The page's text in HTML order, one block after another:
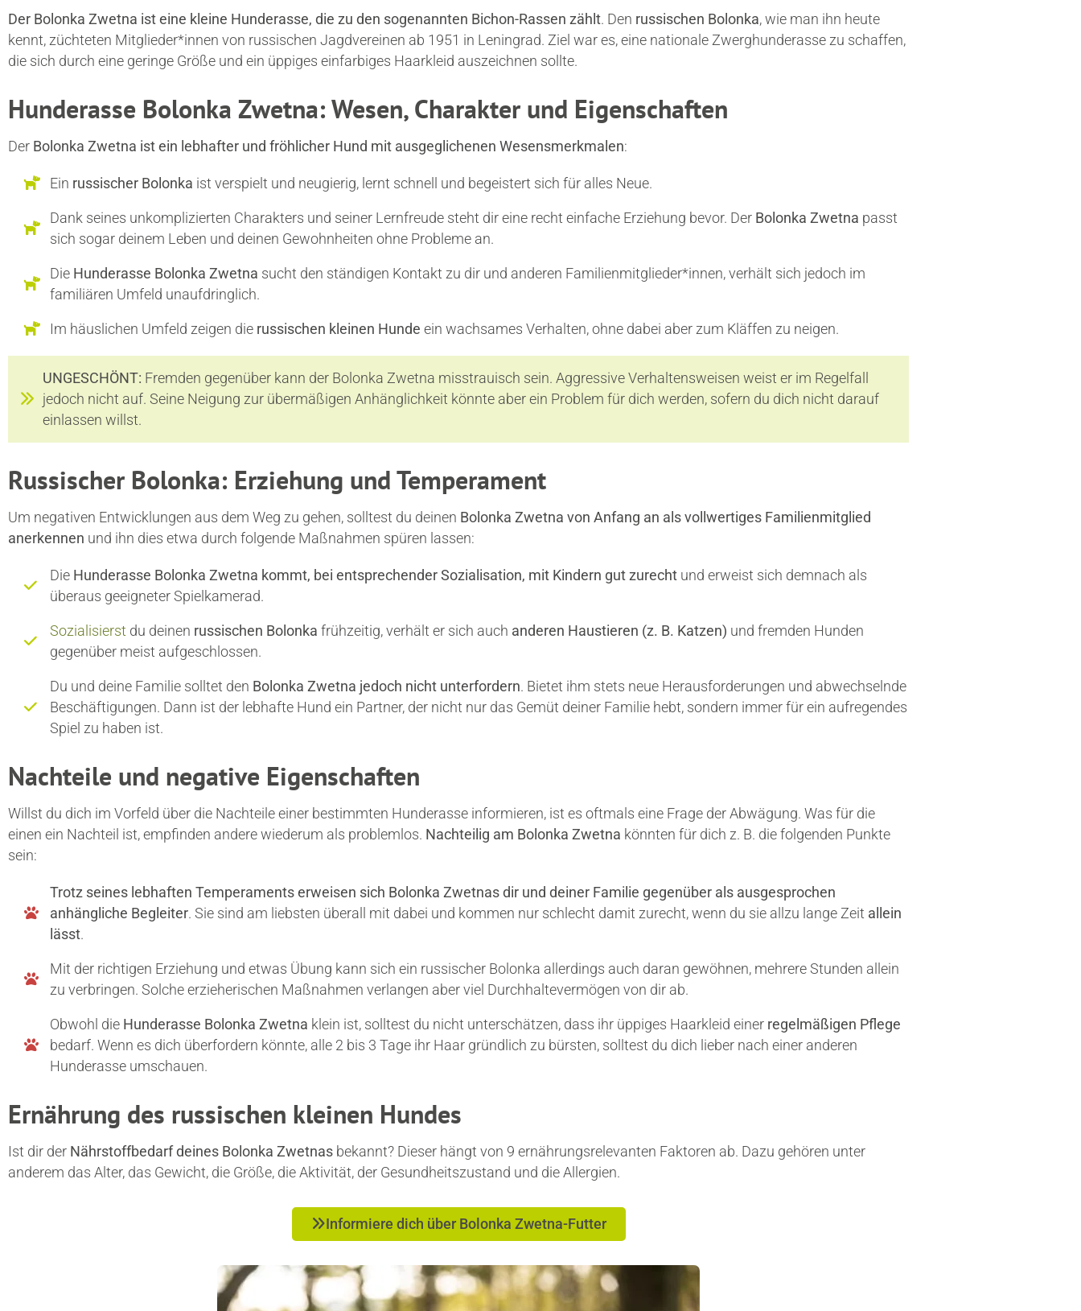
Der Bolonka Zwetna ist eine kleine Hunderasse, die zu den sogenannten Bichon-Rassen zählt. Den russischen Bolonka, wie man ihn heute
kennt, züchteten Mitglieder*innen von russischen Jagdvereinen ab 1951 in Leningrad. Ziel war es, eine nationale Zwerghunderasse zu schaffen,
die sich durch eine geringe Größe und ein üppiges einfarbiges Haarkleid auszeichnen sollte.
Hunderasse Bolonka Zwetna: Wesen, Charakter und Eigenschaften
Der Bolonka Zwetna ist ein lebhafter und fröhlicher Hund mit ausgeglichenen Wesensmerkmalen:
Ein russischer Bolonka ist verspielt und neugierig, lernt schnell und begeistert sich für alles Neue.
Dank seines unkomplizierten Charakters und seiner Lernfreude steht dir eine recht einfache Erziehung bevor. Der Bolonka Zwetna passt
sich sogar deinem Leben und deinen Gewohnheiten ohne Probleme an.
Die Hunderasse Bolonka Zwetna sucht den ständigen Kontakt zu dir und anderen Familienmitglieder*innen, verhält sich jedoch im
familiären Umfeld unaufdringlich.
Im häuslichen Umfeld zeigen die russischen kleinen Hunde ein wachsames Verhalten, ohne dabei aber zum Kläffen zu neigen.
UNGESCHÖNT: Fremden gegenüber kann der Bolonka Zwetna misstrauisch sein. Aggressive Verhaltensweisen weist er im Regelfall
jedoch nicht auf. Seine Neigung zur übermäßigen Anhänglichkeit könnte aber ein Problem für dich werden, sofern du dich nicht darauf
einlassen willst.
Russischer Bolonka: Erziehung und Temperament
Um negativen Entwicklungen aus dem Weg zu gehen, solltest du deinen Bolonka Zwetna von Anfang an als vollwertiges Familienmitglied
anerkennen und ihn dies etwa durch folgende Maßnahmen spüren lassen:
Die Hunderasse Bolonka Zwetna kommt, bei entsprechender Sozialisation, mit Kindern gut zurechtund erweist sich demnach als
überaus geeigneter Spielkamerad.
Sozialisierstdu deinen russischen Bolonka frühzeitig, verhält er sich auch anderen Haustieren (z. B. Katzen) und fremden Hunden
gegenüber meist aufgeschlossen.
Du und deine Familie solltet den Bolonka Zwetna jedoch nicht unterfordern. Bietet ihm stets neue Herausforderungen und abwechselnde
Beschäftigungen. Dann ist der lebhafte Hund ein Partner, der nicht nur das Gemüt deiner Familie hebt, sondern immer für ein aufregendes
Spiel zu haben ist.
Nachteile und negative Eigenschaften
Willst du dich im Vorfeld über die Nachteile einer bestimmten Hunderasse informieren, ist es oftmals eine Frage der Abwägung. Was für die
einen ein Nachteil ist, empfinden andere wiederum als problemlos. Nachteilig am Bolonka Zwetna könnten für dich z. B. die folgenden Punkte
sein:
Trotz seines lebhaften Temperaments erweisen sich Bolonka Zwetnas dir und deiner Familie gegenüber als ausgesprochen
anhängliche Begleiter. Sie sind am liebsten überall mit dabei und kommen nur schlecht damit zurecht, wenn du sie allzu lange Zeit allein
lässt.
Mit der richtigen Erziehung und etwas Übung kann sich ein russischer Bolonka allerdings auch daran gewöhnen, mehrere Stunden allein
zu verbringen. Solche erzieherischen Maßnahmen verlangen aber viel Durchhaltevermögen von dir ab.
Obwohl die Hunderasse Bolonka Zwetna klein ist, solltest du nicht unterschätzen, dass ihr üppiges Haarkleid einer regelmäßigen Pflege
bedarf. Wenn es dich überfordern könnte, alle 2 bis 3 Tage ihr Haar gründlich zu bürsten, solltest du dich lieber nach einer anderen
Hunderasse umschauen.
Ernährung des russischen kleinen Hundes
Ist dir der Nährstoffbedarf deines Bolonka Zwetnas bekannt? Dieser hängt von 9 ernährungsrelevanten Faktoren ab. Dazu gehören unter
anderem das Alter, das Gewicht, die Größe, die Aktivität, der Gesundheitszustand und die Allergien.
Informiere dich über Bolonka Zwetna-Futter